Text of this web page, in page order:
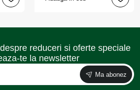
reduceri si oferte speciale
te la newsletter
Ma abonez